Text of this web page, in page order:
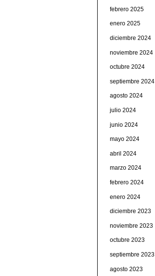
febrero 2025
enero 2025
diciembre 2024
noviembre 2024
octubre 2024
septiembre 2024
agosto 2024
julio 2024
junio 2024
mayo 2024
abril 2024
marzo 2024
febrero 2024
enero 2024
diciembre 2023
noviembre 2023
octubre 2023
septiembre 2023
agosto 2023